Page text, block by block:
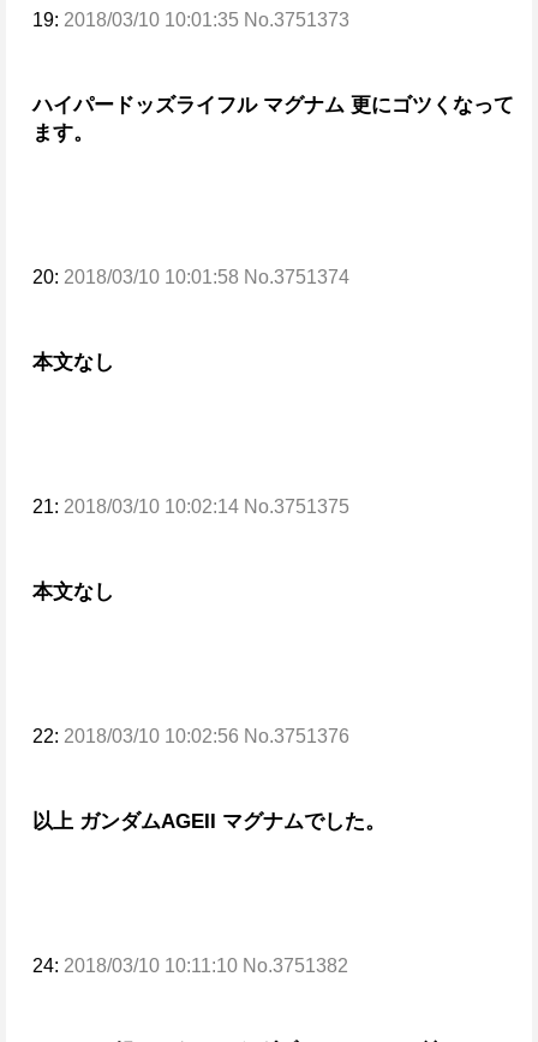
19: 2018/03/10 10:01:35 No.3751373
ハイパードッズライフル マグナム 更にゴツくなって
ます。
20: 2018/03/10 10:01:58 No.3751374
本文なし
21: 2018/03/10 10:02:14 No.3751375
本文なし
22: 2018/03/10 10:02:56 No.3751376
以上 ガンダムAGEII マグナムでした。
24: 2018/03/10 10:11:10 No.3751382